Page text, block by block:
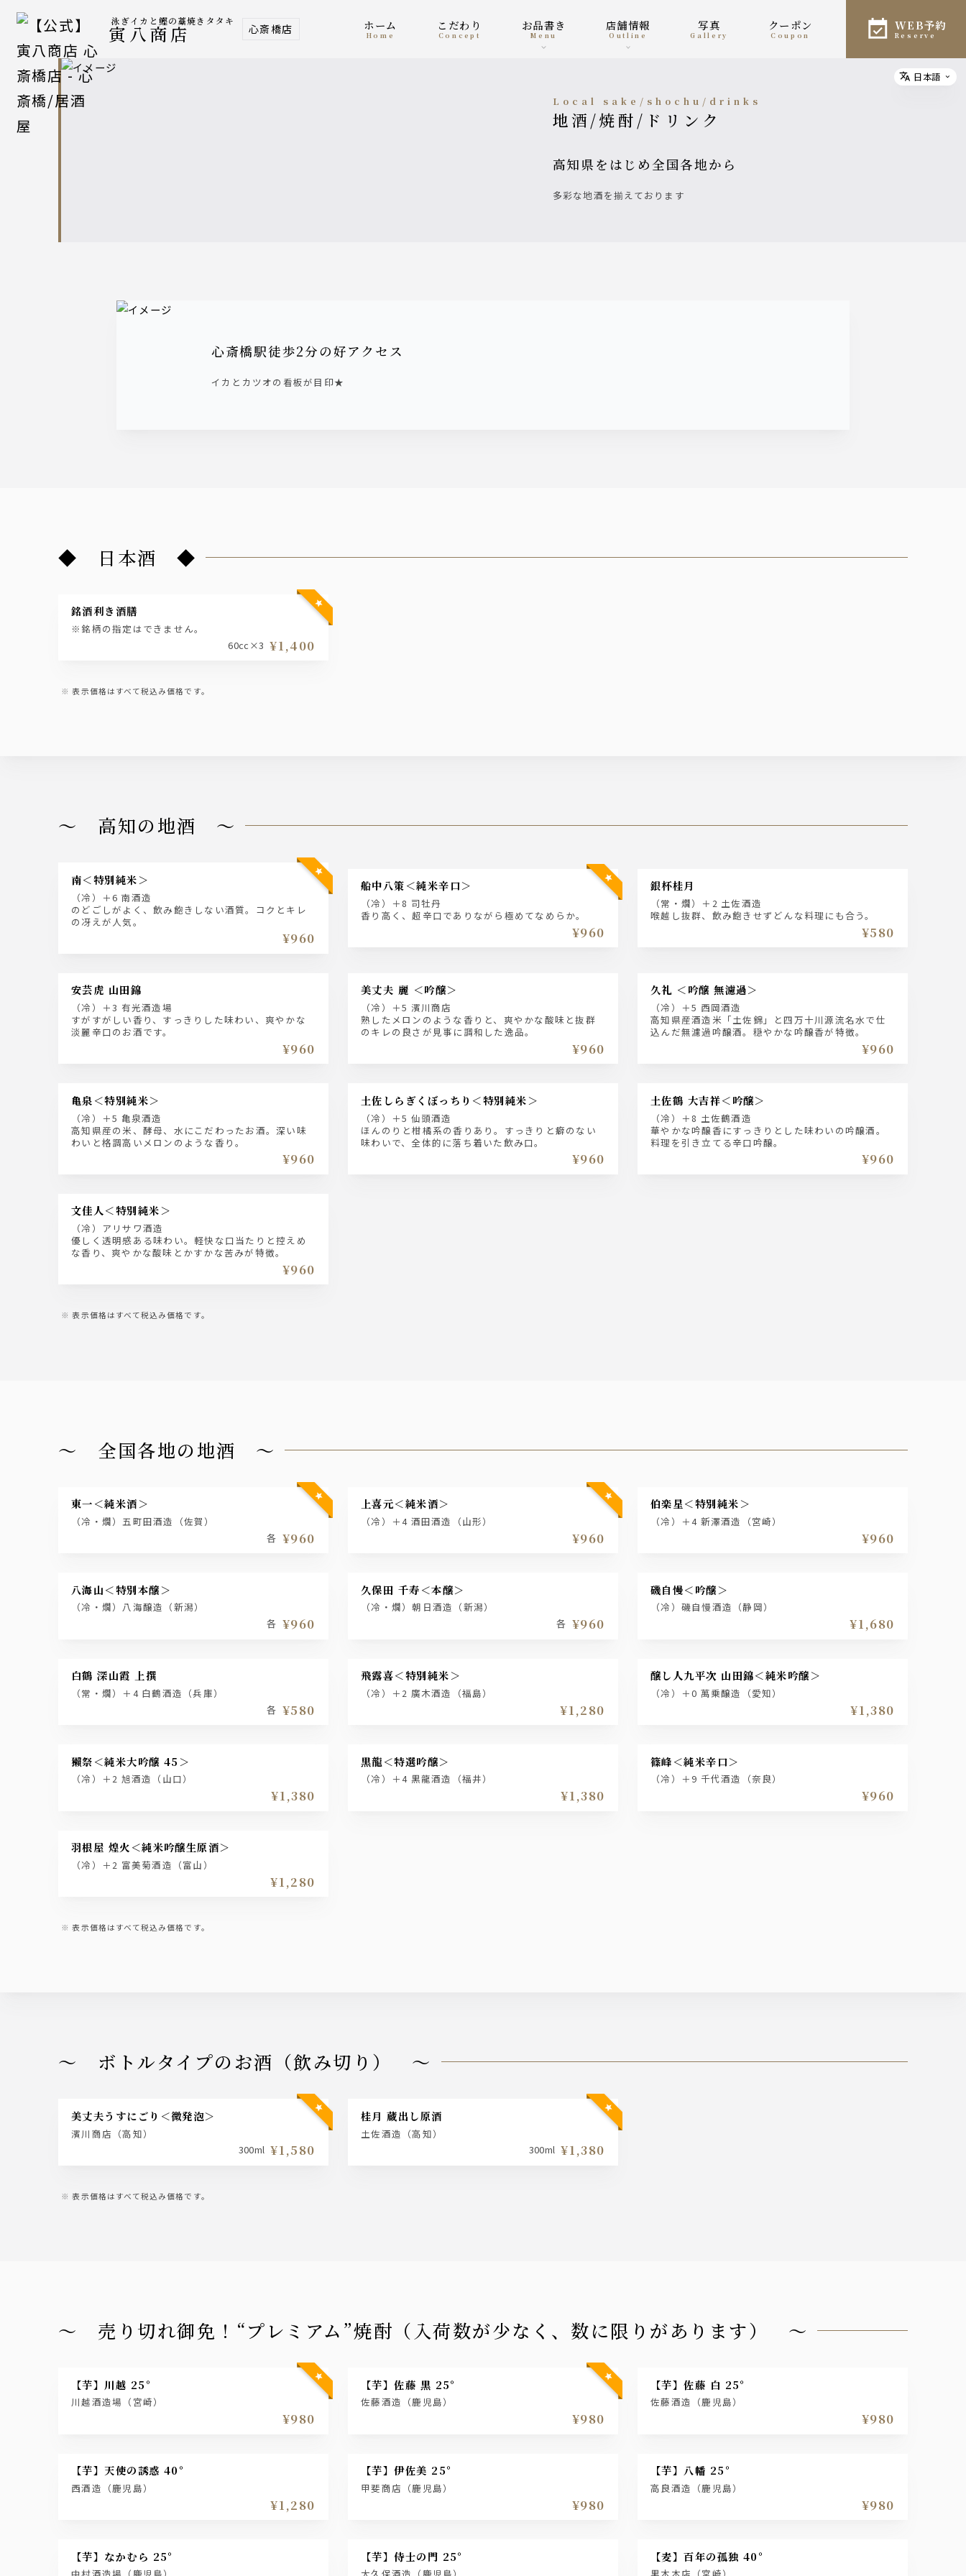
泳ぎイカと鰹の藁焼きタタキ
寅八商店 心斎橋店 ホーム
home
こだわり
concept
お品書き
menu
店舗情報
outline
写真
gallery
クーポン
coupon
WEB予約
reserve
Local sake/shochu/drinks
地酒/焼酎/ドリンク
高知県をはじめ全国各地から
多彩な地酒を揃えております
心斎橋駅徒歩2分の好アクセス
イカとカツオの看板が目印★
◆ 日本酒 ◆
銘酒利き酒膳
※銘柄の指定はできません。
60cc×3 ¥1,400
表示価格はすべて税込み価格です。
～ 高知の地酒 ～
南＜特別純米＞
（冷）＋6 南酒造
のどごしがよく、飲み飽きしない酒質。コクとキレ
の冴えが人気。
¥960
船中八策＜純米辛口＞
（冷）＋8 司牡丹
香り高く、超辛口でありながら極めてなめらか。
¥960
銀杯桂月
（常・燗）＋2 土佐酒造
喉越し抜群、飲み飽きせずどんな料理にも合う。
¥580
安芸虎 山田錦
（冷）＋3 有光酒造場
すがすがしい香り、すっきりした味わい、爽やかな
淡麗辛口のお酒です。
¥960
美丈夫 麗 ＜吟醸＞
（冷）＋5 濱川商店
熟したメロンのような香りと、爽やかな酸味と抜群
のキレの良さが見事に調和した逸品。
¥960
久礼 ＜吟醸 無濾過＞
（冷）＋5 西岡酒造
高知県産酒造米「土佐錦」と四万十川源流名水で仕
込んだ無濾過吟醸酒。穏やかな吟醸香が特徴。
¥960
亀泉＜特別純米＞
（冷）＋5 亀泉酒造
高知県産の米、酵母、水にこだわったお酒。深い味
わいと格調高いメロンのような香り。
¥960
土佐しらぎくぼっちり＜特別純米＞
（冷）＋5 仙頭酒造
ほんのりと柑橘系の香りあり。すっきりと癖のない
味わいで、全体的に落ち着いた飲み口。
¥960
土佐鶴 大吉祥＜吟醸＞
（冷）＋8 土佐鶴酒造
華やかな吟醸香にすっきりとした味わいの吟醸酒。
料理を引き立てる辛口吟醸。
¥960
文佳人＜特別純米＞
（冷）アリサワ酒造
優しく透明感ある味わい。軽快な口当たりと控えめ
な香り、爽やかな酸味とかすかな苦みが特徴。
¥960
表示価格はすべて税込み価格です。
～ 全国各地の地酒 ～
東一＜純米酒＞
（冷・燗）五町田酒造（佐賀）
各 ¥960
上喜元＜純米酒＞
（冷）＋4 酒田酒造（山形）
¥960
伯楽星＜特別純米＞
（冷）＋4 新澤酒造（宮崎）
¥960
八海山＜特別本醸＞
（冷・燗）八海醸造（新潟）
各 ¥960
久保田 千寿＜本醸＞
（冷・燗）朝日酒造（新潟）
各 ¥960
磯自慢＜吟醸＞
（冷）磯自慢酒造（静岡）
¥1,680
白鶴 深山霞 上撰
（常・燗）＋4 白鶴酒造（兵庫）
各 ¥580
飛露喜＜特別純米＞
（冷）＋2 廣木酒造（福島）
¥1,280
醸し人九平次 山田錦＜純米吟醸＞
（冷）＋0 萬乗醸造（愛知）
¥1,380
獺祭＜純米大吟醸 45＞
（冷）＋2 旭酒造（山口）
¥1,380
黒龍＜特選吟醸＞
（冷）＋4 黒龍酒造（福井）
¥1,380
篠峰＜純米辛口＞
（冷）＋9 千代酒造（奈良）
¥960
羽根屋 煌火＜純米吟醸生原酒＞
（冷）＋2 富美菊酒造（富山）
¥1,280
表示価格はすべて税込み価格です。
～ ボトルタイプのお酒（飲み切り） ～
美丈夫うすにごり＜微発泡＞
濱川商店（高知）
300ml ¥1,580
桂月 蔵出し原酒
土佐酒造（高知）
300ml ¥1,380
表示価格はすべて税込み価格です。
～ 売り切れ御免！“プレミアム”焼酎（入荷数が少なく、数に限りがあります） ～
【芋】川越 25°
川越酒造場（宮崎）
¥980
【芋】佐藤 黒 25°
佐藤酒造（鹿児島）
¥980
【芋】佐藤 白 25°
佐藤酒造（鹿児島）
¥980
【芋】天使の誘惑 40°
西酒造（鹿児島）
¥1,280
【芋】伊佐美 25°
甲斐商店（鹿児島）
¥980
【芋】八幡 25°
高良酒造（鹿児島）
¥980
【芋】なかむら 25° 【芋】侍士の門 25° 【麦】百年の孤独 40°
Select
日本語